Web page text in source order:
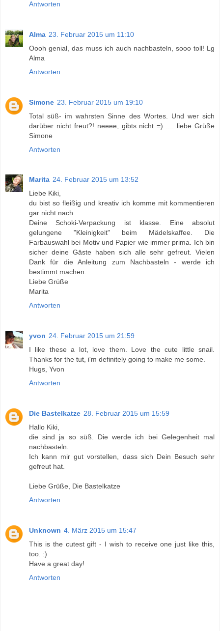
Antworten
Alma 23. Februar 2015 um 11:10
Oooh genial, das muss ich auch nachbasteln, sooo toll! Lg
Alma
Antworten
Simone 23. Februar 2015 um 19:10
Total süß- im wahrsten Sinne des Wortes. Und wer sich
darüber nicht freut?! neeee, gibts nicht =) .... liebe Grüße
Simone
Antworten
Marita 24. Februar 2015 um 13:52
Liebe Kiki,
du bist so fleißig und kreativ ich komme mit kommentieren
gar nicht nach...
Deine Schoki-Verpackung ist klasse. Eine absolut
gelungene "Kleinigkeit" beim Mädelskaffee. Die
Farbauswahl bei Motiv und Papier wie immer prima. Ich bin
sicher deine Gäste haben sich alle sehr gefreut. Vielen
Dank für die Anleitung zum Nachbasteln - werde ich
bestimmt machen.
Liebe Grüße
Marita
Antworten
yvon 24. Februar 2015 um 21:59
I like these a lot, love them. Love the cute little snail.
Thanks for the tut, i'm definitely going to make me some.
Hugs, Yvon
Antworten
Die Bastelkatze 28. Februar 2015 um 15:59
Hallo Kiki,
die sind ja so süß. Die werde ich bei Gelegenheit mal
nachbasteln.
Ich kann mir gut vorstellen, dass sich Dein Besuch sehr
gefreut hat.
Liebe Grüße, Die Bastelkatze
Antworten
Unknown 4. März 2015 um 15:47
This is the cutest gift - I wish to receive one just like this,
too. :)
Have a great day!
Antworten